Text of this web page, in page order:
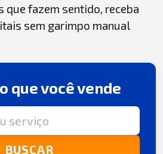
que fazem sentido, receba
sem garimpo manual
que você vende
BUSCAR